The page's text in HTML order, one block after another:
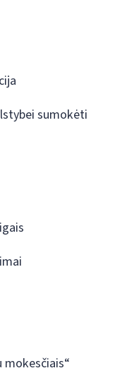
sumokėti
mokesčiais“